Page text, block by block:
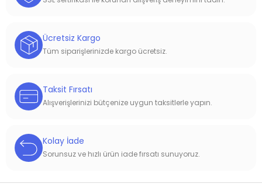
Ücretsiz Kargo
Tüm siparişlerinizde kargo ücretsiz.
Taksit Fırsatı
Alışverişlerinizi bütçenize uygun taksitlerle yapın.
Kolay İade
Sorunsuz ve hızlı ürün iade fırsatı sunuyoruz.